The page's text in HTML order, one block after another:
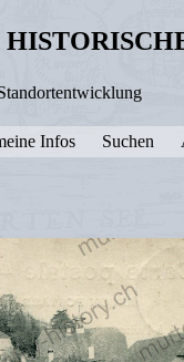
Infos Suchen